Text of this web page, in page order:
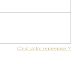
C'est votre entreprise ?